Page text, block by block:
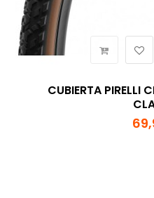
CUBIERTA PIRELLI